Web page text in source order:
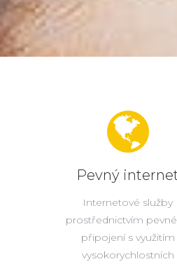
Pevný
Internetové služby
prostřednictvím
připojení s využitím
vysokorychlostních